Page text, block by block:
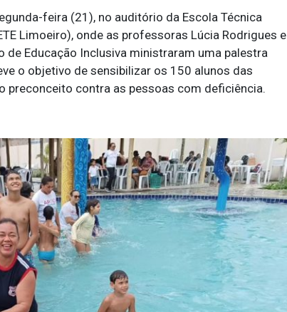
feira (21), no auditório da Escola Técnica
Limoeiro), onde as professoras Lúcia Rodrigues e
de Educação Inclusiva ministraram uma palestra
o objetivo de sensibilizar os 150 alunos das
preconceito contra as pessoas com deficiência.